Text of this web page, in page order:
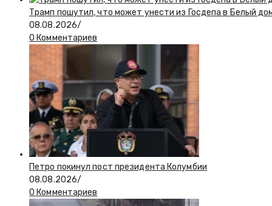
Трамп пошутил, что может унести из Госдепа в Белый
08.08.2026/
0 Комментариев
Петро покинул пост президента Колумбии
08.08.2026/
0 Комментариев